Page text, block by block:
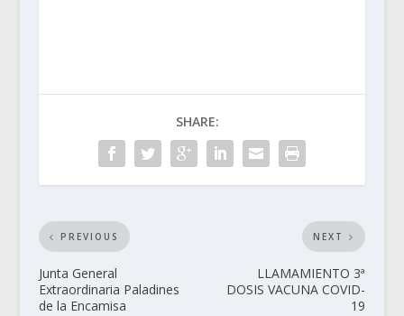
SHARE:
PREVIOUS
Junta General
Extraordinaria Paladines
de la Encamisa
NEXT
LLAMAMIENTO 3ª
DOSIS VACUNA COVID-
19